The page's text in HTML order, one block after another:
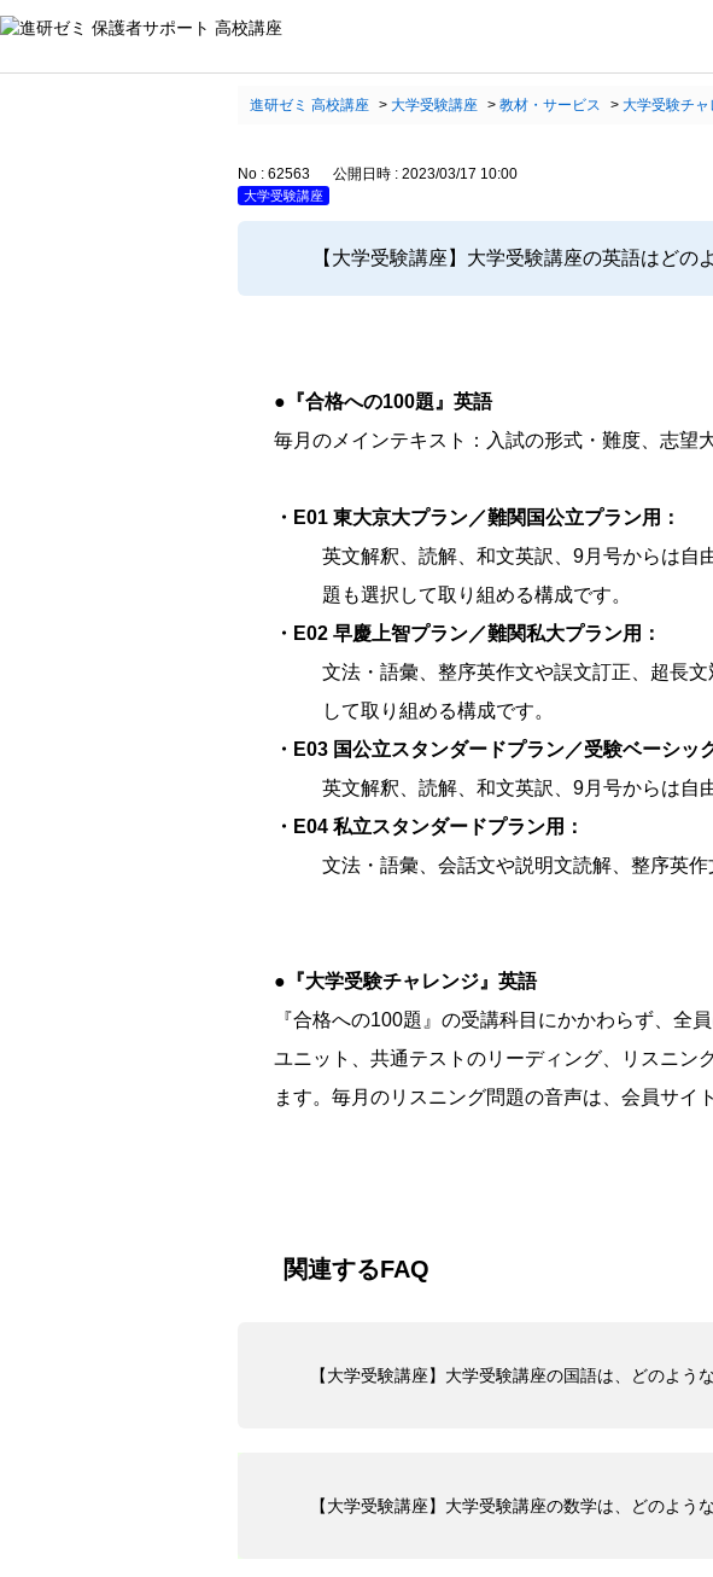
進研ゼミ 高校講座 > 大学受験講座 > 教材・サービス > 大学受験チャ
No : 62563 公開日時 : 2023/03/17 10:00
大学受験講座
【大学受験講座】大学受験講座の英語はどの
●『合格への100題』英語
毎月のメインテキスト：入試の形式・難度、志望
・E01 東大京大プラン／難関国公立プラン用：
英文解釈、読解、和文英訳、9月号からは自
題も選択して取り組める構成です。
・E02 早慶上智プラン／難関私大プラン用：
文法・語彙、整序英作文や誤文訂正、超長
して取り組める構成です。
・E03 国公立スタンダードプラン／受験ベーシッ
英文解釈、読解、和文英訳、9月号からは自
・E04 私立スタンダードプラン用：
文法・語彙、会話文や説明文読解、整序英
●『大学受験チャレンジ』英語
『合格への100題』の受講科目にかかわらず、全
ユニット、共通テストのリーディング、リスニン
ます。毎月のリスニング問題の音声は、会員サイ
関連するFAQ
【大学受験講座】大学受験講座の国語は、どのよう
【大学受験講座】大学受験講座の数学は、どのよう